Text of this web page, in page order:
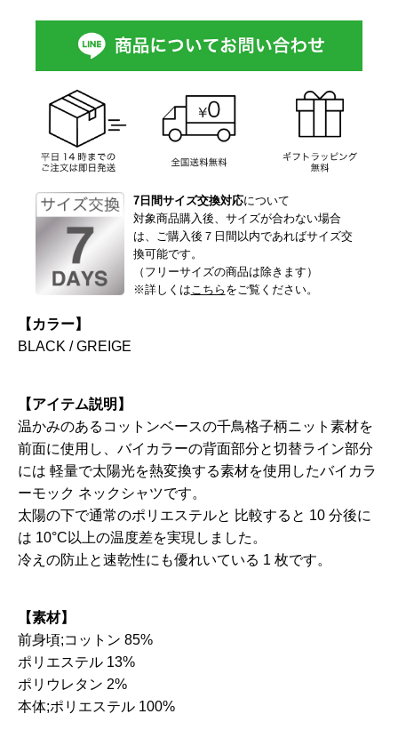
7日間サイズ交換対応について
対象商品購入後、サイズが合わない場合
は、ご購入後７日間以内であればサイズ交
換可能です。
（フリーサイズの商品は除きます）
※詳しくは こちら をご覧ください。
【カラー】
BLACK / GREIGE
【アイテム説明】
温かみのあるコットンベースの千鳥格子柄ニット素材を
前面に使用し、バイカラーの背面部分と切替ライン部分
には 軽量で太陽光を熱変換する素材を使用したバイカラ
ーモック ネックシャツです。
太陽の下で通常のポリエステルと 比較すると 10 分後に
は 10°C以上の温度差を実現しました。
冷えの防止と速乾性にも優れいている 1 枚です。
【素材】
前身頃;コットン 85%
ポリエステル 13%
ポリウレタン 2%
本体;ポリエステル 100%